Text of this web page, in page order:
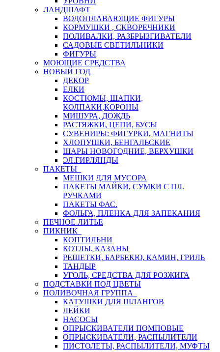
ЛАНДШАФТ
ВОДОПЛАВАЮЩИЕ ФИГУРЫ
КОРМУШКИ , СКВОРЕЧНИКИ
ПОЛИВАЛКИ, РАЗБРЫЗГИВАТЕЛИ
САДОВЫЕ СВЕТИЛЬНИКИ
ФИГУРЫ
МОЮЩИЕ СРЕДСТВА
НОВЫЙ ГОД
ДЕКОР
ЕЛКИ
КОСТЮМЫ, ШАПКИ,
КОЛПАКИ,КОРОНЫ
МИШУРА, ДОЖДЬ
РАСТЯЖКИ, ЦЕПИ, БУСЫ
СУВЕНИРЫ: ФИГУРКИ, МАГНИТЫ
ХЛОПУШКИ, БЕНГАЛЬСКИЕ
ШАРЫ НОВОГОДНИЕ, ВЕРХУШКИ
ЭЛ.ГИРЛЯНДЫ
ПАКЕТЫ
МЕШКИ ДЛЯ МУСОРА
ПАКЕТЫ МАЙКИ, СУМКИ С ПЛ.
РУЧКАМИ
ПАКЕТЫ ФАС.
ФОЛЬГА, ПЛЕНКА ДЛЯ ЗАПЕКАНИЯ
ПЕЧНОЕ ЛИТЬЕ
ПИКНИК
КОПТИЛЬНИ
КОТЛЫ, КАЗАНЫ
РЕШЕТКИ, БАРБЕКЮ, КАМИН, ГРИЛЬ
ТАНДЫР
УГОЛЬ, СРЕДСТВА ДЛЯ РОЗЖИГА
ПОДСТАВКИ ПОД ЦВЕТЫ
ПОЛИВОЧНАЯ ГРУППА
КАТУШКИ ДЛЯ ШЛАНГОВ
ЛЕЙКИ
НАСОСЫ
ОПРЫСКИВАТЕЛИ ПОМПОВЫЕ
ОПРЫСКИВАТЕЛИ, РАСПЫЛИТЕЛИ
ПИСТОЛЕТЫ, РАСПЫЛИТЕЛИ, МУФТЫ